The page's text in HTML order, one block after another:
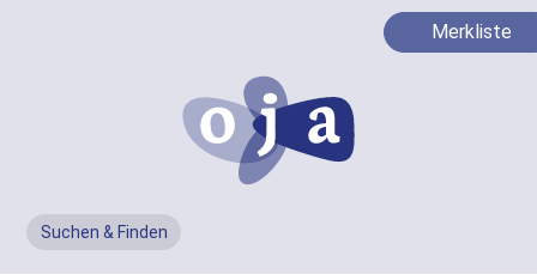
Suchen & Finden
Merkliste